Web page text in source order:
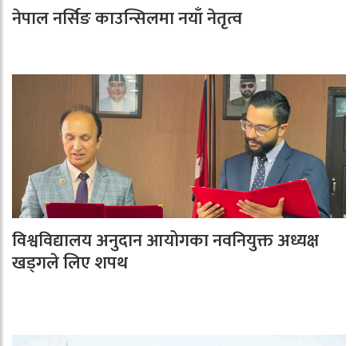
नेपाल नर्सिङ काउन्सिलमा नयाँ नेतृत्व
विश्वविद्यालय अनुदान आयोगका नवनियुक्त अध्यक्ष
खड्गले लिए शपथ